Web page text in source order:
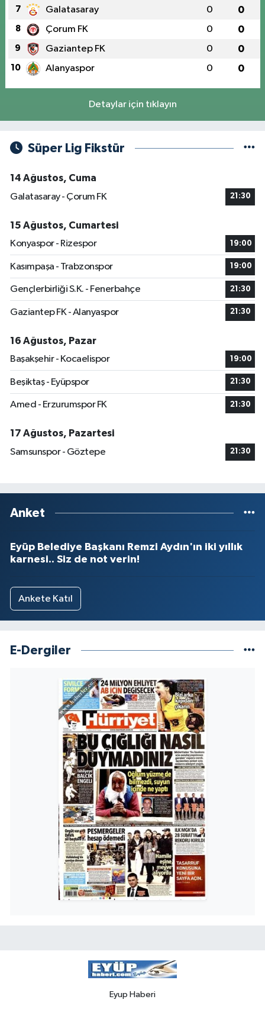
7 Galatasaray 0 0
8 Çorum FK 0 0
9 Gaziantep FK 0 0
10 Alanyaspor 0 0
Detaylar için tıklayın
Süper Lig Fikstür
14 Ağustos, Cuma
Galatasaray - Çorum FK
21:30
15 Ağustos, Cumartesi
Konyaspor - Rizespor
19:00
Kasımpaşa - Trabzonspor 19:00
Gençlerbirliği S.K. - Fenerbahçe 21:30
Gaziantep FK - Alanyaspor 21:30
16 Ağustos, Pazar
Başakşehir - Kocaelispor
19:00
Beşiktaş - Eyüpspor 21:30
Amed - Erzurumspor FK 21:30
17 Ağustos, Pazartesi
Samsunspor - Göztepe
21:30
Anket
Eyüp Belediye Başkanı Remzi Aydın'ın iki yıllık
karnesi.. Siz de not verin!
Ankete Katıl
E-Dergiler
Eyup Haberi